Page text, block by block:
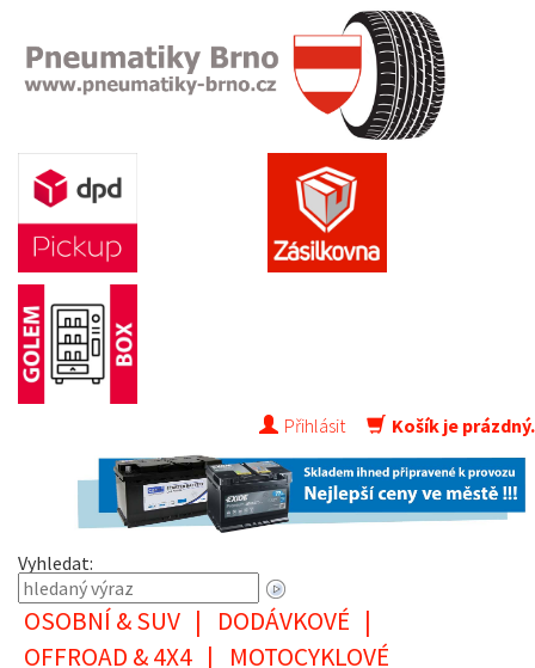
Přihlásit Košík je prázdný.
Vyhledat:
OSOBNÍ & SUV | DODÁVKOVÉ |
OFFROAD & 4X4 |
MOTOCYKLOVÉ